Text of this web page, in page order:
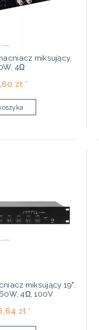
miksujący,
4Ω
zł *
miksujący 19".
4Ω, 100V
zł *